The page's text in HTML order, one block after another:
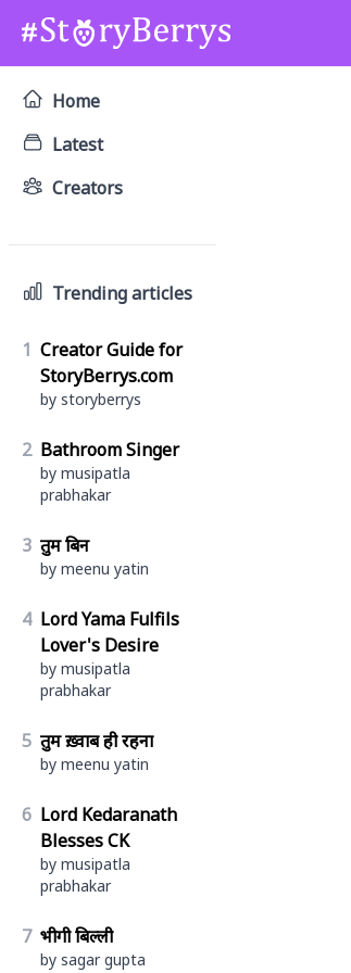
Home
Latest
Creators
Trending articles
1 Creator Guide for
StoryBerrys.com
by storyberrys
2 Bathroom Singer
by musipatla
prabhakar
3 तुम बिन
by meenu yatin
4 Lord Yama Fulfils
Lover's Desire
by musipatla
prabhakar
5 तुम ख़्वाब ही रहना
by meenu yatin
6 Lord Kedaranath
Blesses CK
by musipatla
prabhakar
7 भीगी बिल्ली
by sagar gupta